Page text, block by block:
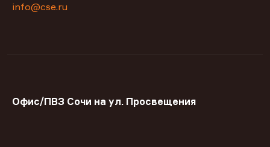
info@cse.ru
Офис/ПВЗ Сочи на ул. Просвещения